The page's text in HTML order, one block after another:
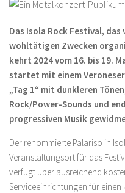
Das Isola Rock Festival,
wohltätigen Zwecken
kehrt 2024 vom 16. bis 19.
startet mit einem
„Tag 1“ mit dunkleren
Rock/Power-Sounds und
progressiven Musik
Der renommierte Palariso in
Veranstaltungsort für das
verfügt über ausreichend
Serviceeinrichtungen für